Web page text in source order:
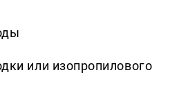
или изопропилового